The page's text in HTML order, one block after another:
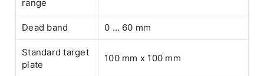
range
Dead band 0 … 60 mm
Standard target
plate
100 mm x 100 mm